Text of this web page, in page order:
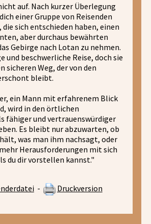
auf. Nach kurzer Überlegung
einer Gruppe von Reisenden
sich entschieden haben, einen
aber durchaus bewährten
Gebirge nach Lotan zu nehmen.
und beschwerliche Reise, doch sie
sicheren Weg, der von den
bleibt.
ein Mann mit erfahrenem Blick
wird in den örtlichen
fähiger und vertrauenswürdiger
Es bleibt nur abzuwarten, ob
was man ihm nachsagt, oder
Herausforderungen mit sich
du dir vorstellen kannst."
- Druckversion